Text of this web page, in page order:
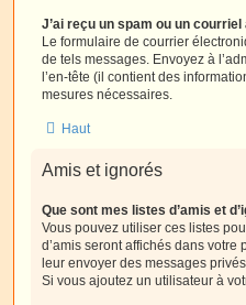
J’ai reçu un spam ou un
Le formulaire de courrier
de tels messages. Envoyez à
l’en-tête (il contient des
mesures nécessaires.
Haut
Amis et ignorés
Que sont mes listes d’amis et
Vous pouvez utiliser ces listes
d’amis seront affichés dans
leur envoyer des messages
Si vous ajoutez un utilisateur à